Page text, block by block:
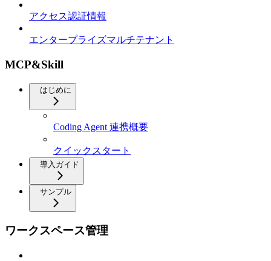
アクセス認証情報
エンタープライズマルチテナント
MCP&Skill
はじめに
Coding Agent 連携概要
クイックスタート
導入ガイド
サンプル
ワークスペース管理